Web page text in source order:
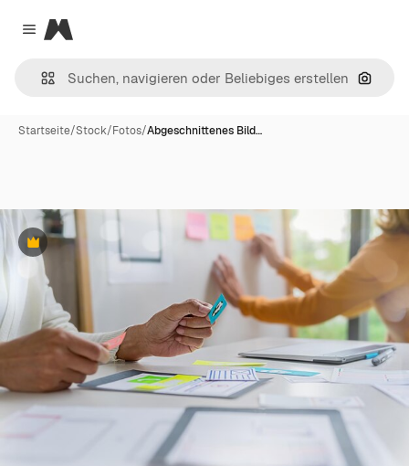
Close menu
Magnific
Nach
Startseite/Stock/Fotos/Abgeschnittenes Bild…
Premium